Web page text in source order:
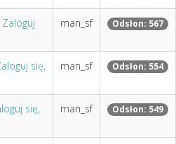
Zaloguj
man_sf Odsłon: 567
się,
man_sf Odsłon: 554
się,
man_sf Odsłon: 549